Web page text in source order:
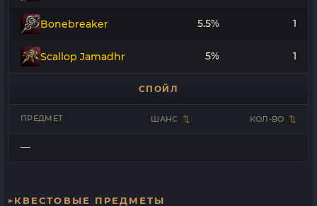
Bonebreaker 5.5% 1
Scallop Jamadhr 5% 1
СПОЙЛ
ПРЕДМЕТ ШАНС КОЛ-ВО
—
КВЕСТОВЫЕ ПРЕДМЕТЫ